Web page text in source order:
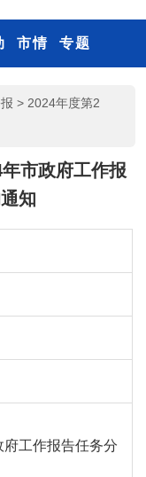
市情 专题
> 2024年度第2
市政府工作报
知
工作报告任务分